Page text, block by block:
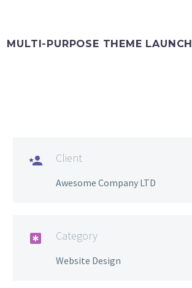
MULTI-PURPOSE THEME LAUNCH
 Client
Awesome Company LTD
 Category
Website Design